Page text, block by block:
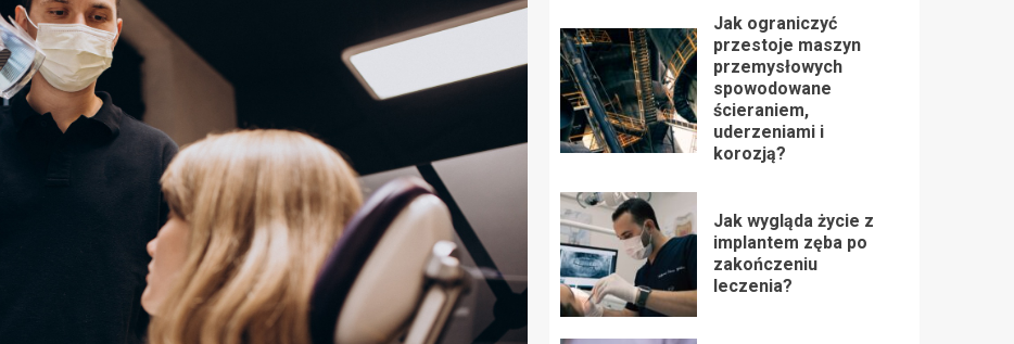
Jak ograniczyć
przestoje maszyn
przemysłowych
spowodowane
ścieraniem,
uderzeniami i
korozją?
Jak wygląda życie z
implantem zęba po
zakończeniu
leczenia?